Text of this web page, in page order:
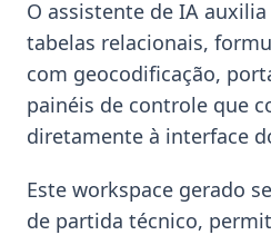
O assistente de IA
tabelas relacionais,
com geocodificação,
painéis de controle que
diretamente à interface
Este workspace gerado
de partida técnico,